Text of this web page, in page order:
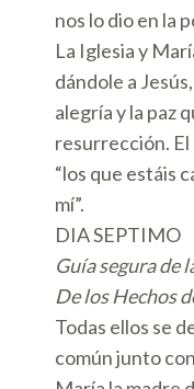
nos lo dio en la
La Iglesia y
dándole a
alegría y la paz
resurrección.
“los que estáis
mí”.
DIA SEPTIMO
Guía segura de
De los Hechos
Todas ellos se
común junto